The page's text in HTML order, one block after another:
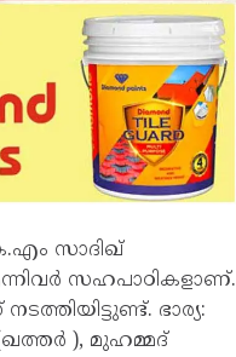
സാദിഖ്
സഹപാഠികളാണ്.
ഭാര്യ:
), മുഹമ്മദ്